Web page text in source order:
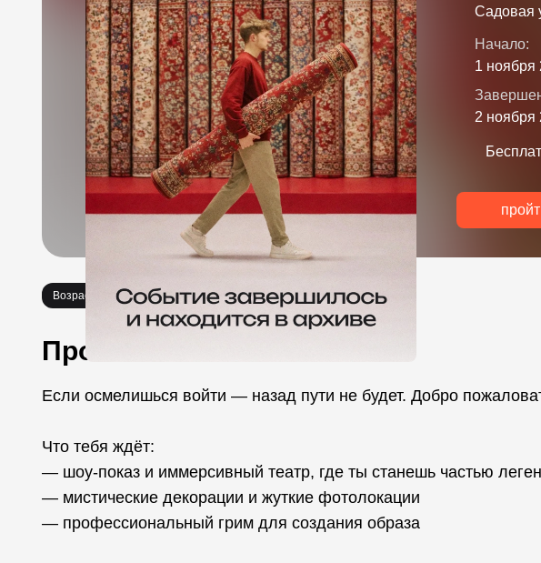
Садовая
Начало:
1 ноября
2 ноября
Возраст 18+ Спектакли Вечеринки Необычное
Про событие
Если осмелишься войти — назад пути не будет. Добро
Что тебя ждёт:
— шоу-показ и иммерсивный театр, где ты станешь частью
— мистические декорации и жуткие фотолокации
— профессиональный грим для создания образа